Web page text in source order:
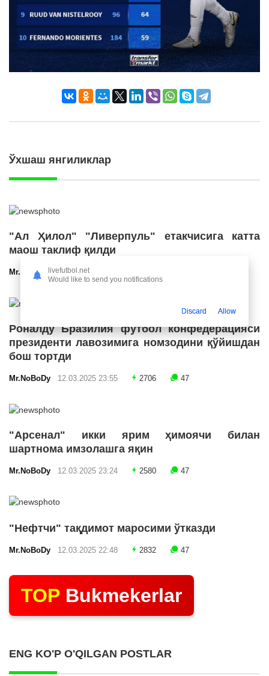
Ўхшаш янгиликлар
"Ал Ҳилол" "Ливерпуль" етакчисига катта
маош таклиф қилди
Mr.NoBoDy12.03.2025 23:56
Роналду Бразилия футбол конфедерацияси
президенти лавозимига номзодини қўйишдан
бош тортди
Mr.NoBoDy 12.03.2025 23:55 2706 47
"Арсенал" икки ярим ҳимоячи билан
шартнома имзолашга яқин
Mr.NoBoDy 12.03.2025 23:24 2580 47
"Нефтчи" тақдимот маросими ўтказди
Mr.NoBoDy 12.03.2025 22:48 2832 47
TOP Bukmekerlar
ENG KO'P O'QILGAN POSTLAR
livefutbol.net
Would like to send you notifications
Discard Allow